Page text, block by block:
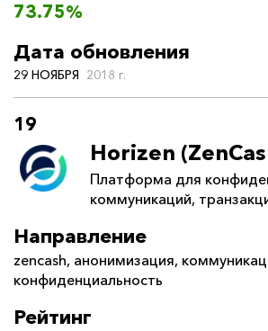
73.75%
Дата обновления
29 НОЯБРЯ 2018 г.
19
Horizen
Платформа для
коммуникаций,
Направление
zencash, анонимизация,
конфиденциальность
Рейтинг